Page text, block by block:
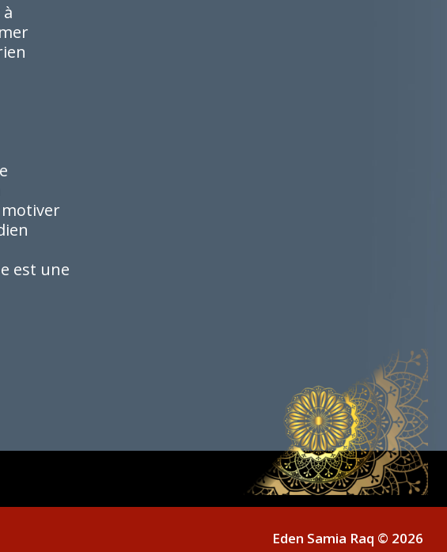
est une
Eden Samia Raq © 2026